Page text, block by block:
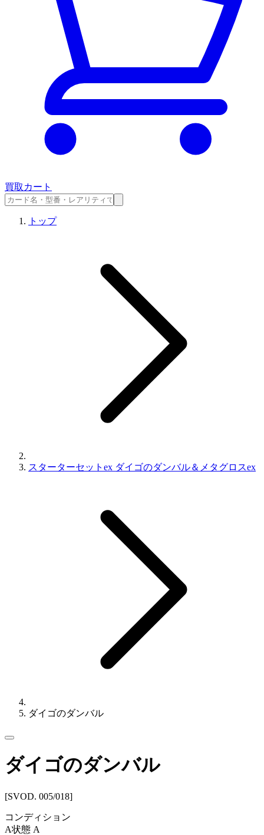
買取カート
トップ
スターターセットex ダイゴのダンバル＆メタグロスex
ダイゴのダンバル
ダイゴのダンバル
[SVOD. 005/018]
コンディション
A状態 A